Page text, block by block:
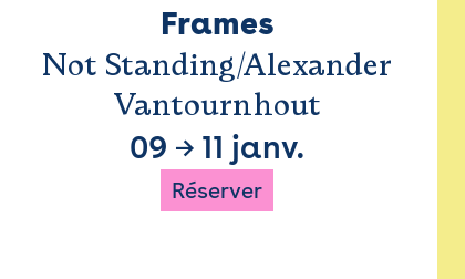
Frames
Not Standing/Alexander
Vantournhout
09 → 11 janv.
Réserver